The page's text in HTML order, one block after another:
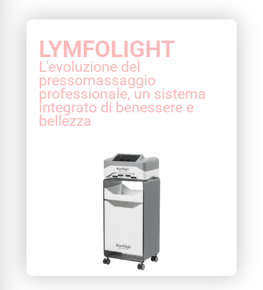
LYMFOLIGHT
L'evoluzione del
pressomassaggio
professionale, un sistema
integrato di benessere e
bellezza